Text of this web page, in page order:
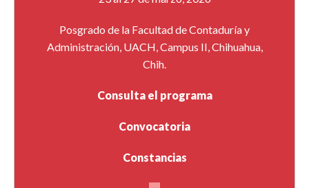
Posgrado de la Facultad de Contaduría y
Administración, UACH, Campus II, Chihuahua,
Chih.
Consulta el programa
Convocatoria
Constancias